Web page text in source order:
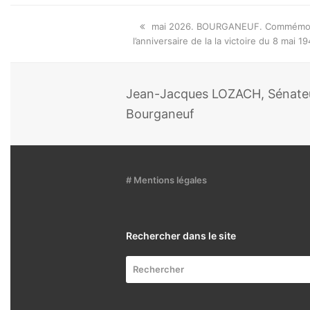
Onglet
précédent:
mai 2026. BOURGANEUF.
l’anniversaire de la la victoire du 8 mai
Jean-Jacques LOZACH,
Bourganeuf
# Mentions légales
Rechercher dans le site